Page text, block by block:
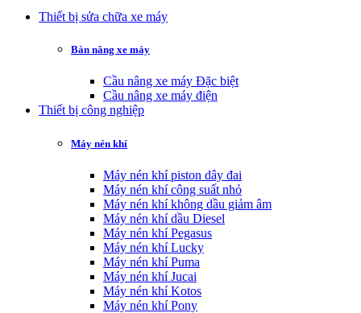
Thiết bị sửa chữa xe máy
Bàn nâng xe máy
Cầu nâng xe máy Đặc biệt
Cầu nâng xe máy điện
Thiết bị công nghiệp
Máy nén khí
Máy nén khí piston dây đai
Máy nén khí công suất nhỏ
Máy nén khí không dầu giảm âm
Máy nén khí dầu Diesel
Máy nén khí Pegasus
Máy nén khí Lucky
Máy nén khí Puma
Máy nén khí Jucai
Máy nén khí Kotos
Máy nén khí Pony